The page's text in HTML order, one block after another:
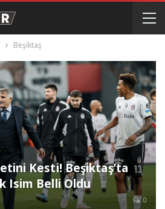
Beşiktaş
Kesti! Beşiktaş’ta
Isim Belli Oldu
0